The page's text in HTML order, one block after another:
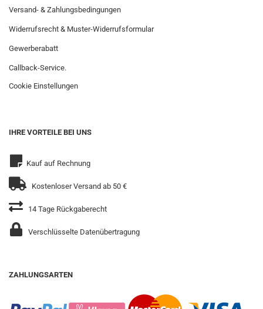
Versand- & Zahlungsbedingungen
Widerrufsrecht & Muster-Widerrufsformular
Gewerberabatt
Callback-Service.
Cookie Einstellungen
IHRE VORTEILE BEI UNS
Kauf auf Rechnung
Kostenloser Versand ab 50 €
14 Tage Rückgaberecht
Verschlüsselte Datenübertragung
ZAHLUNGSARTEN